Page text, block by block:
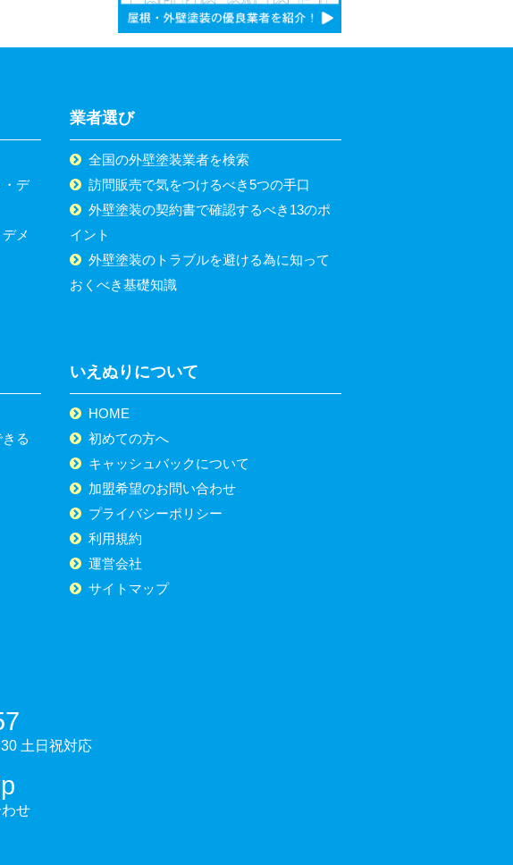
デ
メ
業者選び
全国の外壁塗装業者を検索
訪問販売で気をつけるべき5つの手口
外壁塗装の契約書で確認するべき13のポ
イント
外壁塗装のトラブルを避ける為に知って
おくべき基礎知識
る
いえぬりについて
HOME
初めての方へ
キャッシュバックについて
加盟希望のお問い合わせ
プライバシーポリシー
利用規約
運営会社
サイトマップ
土日祝対応
せ